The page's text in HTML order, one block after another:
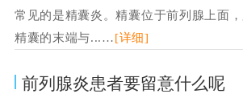
常见的是精囊炎。精囊位于前列腺上面
精囊的末端与...…[详细]
前列腺炎患者要留意什么呢